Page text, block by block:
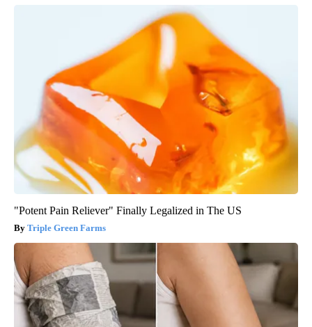
"Potent Pain Reliever" Finally Legalized in The US
Triple Green Farms